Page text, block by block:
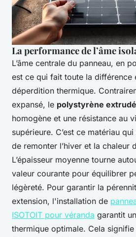
La performance de l’âme
L’âme centrale du panneau, en
est ce qui fait toute la différence
déperdition thermique.
expansé, le polystyrène extrudé
homogène et une résistance au
supérieure. C’est ce matériau
de remonter l’hiver et la chaleur
L’épaisseur moyenne tourne
valeur courante pour équilibrer
légèreté. Pour garantir la
extension, l'installation de
ISOTOIT pour véranda garantit
thermique optimale. Cela